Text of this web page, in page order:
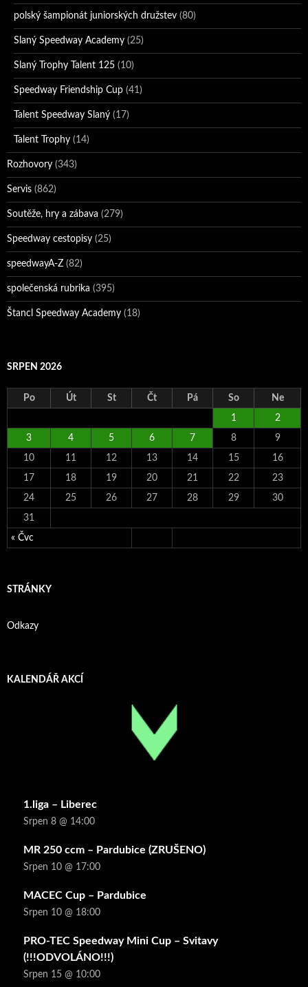
polský šampionát juniorských družstev (80)
Slaný Speedway Academy (25)
Slaný Trophy Talent 125 (10)
Speedway Friendship Cup (41)
Talent Speedway Slaný (17)
Talent Trophy (14)
Rozhovory (343)
Servis (862)
Soutěže, hry a zábava (279)
Speedway cestopisy (25)
speedwayA-Z (82)
společenská rubrika (395)
Štancl Speedway Academy (18)
SRPEN 2026
Po Út St Čt Pá So Ne
« Čvc
1 2
3 4 5 6 7 8 9
10 11 12 13 14 15 16
17 18 19 20 21 22 23
24 25 26 27 28 29 30
31
STRÁNKY
Odkazy
KALENDÁŘ AKCÍ
1.liga – Liberec
Srpen 8 @ 14:00
MR 250 ccm – Pardubice (ZRUŠENO)
Srpen 10 @ 17:00
MACEC Cup – Pardubice
Srpen 10 @ 18:00
PRO-TEC Speedway Mini Cup – Svitavy
(!!!ODVOLÁNO!!!)
Srpen 15 @ 10:00